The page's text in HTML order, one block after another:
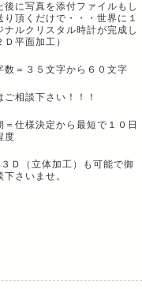
後に写真を添付ファイルもし
り頂くだけで・・・世界に１
ナルクリスタル時計が完成し
平面加工）
＝３５文字から６０文字
相談下さい！！！
仕様決定から最短で１０日
度
Ｄ（立体加工）も可能で御
さいませ。